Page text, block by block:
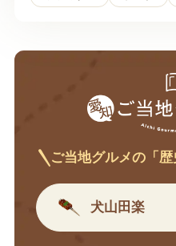
ご当地グルメの「
犬山田楽